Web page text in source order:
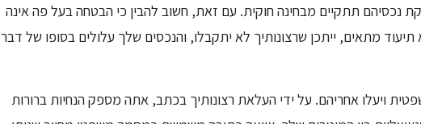
נכסיהם תתקיים מבחינה חוקית. עם זאת, חשוב להבין כי הבטחה בעל פה אינה
מתאים, ייתכן שרצונותיך לא יתקבלו, והנכסים שלך עלולים בסופו של דבר
ויעלו אחריהם. על ידי העלאת רצונותיך בכתב, אתה מספק הנחיות ברורות